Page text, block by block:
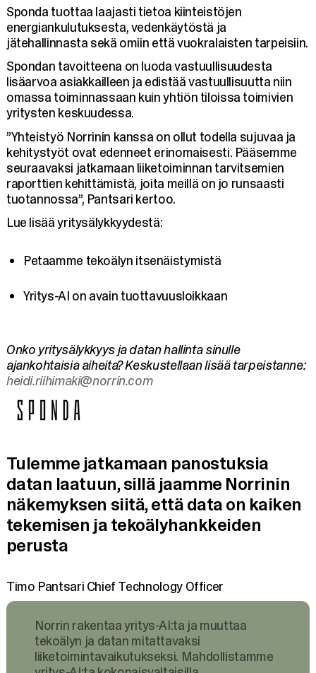
Sponda tuottaa laajasti tietoa kiinteistöjen
energiankulutuksesta, vedenkäytöstä ja
jätehallinnasta sekä omiin että vuokralaisten tarpeisiin.
Spondan tavoitteena on luoda vastuullisuudesta
lisäarvoa asiakkailleen ja edistää vastuullisuutta niin
omassa toiminnassaan kuin yhtiön tiloissa toimivien
yritysten keskuudessa.
”Yhteistyö Norrinin kanssa on ollut todella sujuvaa ja
kehitystyöt ovat edenneet erinomaisesti. Pääsemme
seuraavaksi jatkamaan liiketoiminnan tarvitsemien
raporttien kehittämistä, joita meillä on jo runsaasti
tuotannossa”, Pantsari kertoo.
Lue lisää yritysälykkyydestä:
Petaamme tekoälyn itsenäistymistä
Yritys-AI on avain tuottavuusloikkaan
Onko yritysälykkyys ja datan hallinta sinulle
ajankohtaisia aiheita? Keskustellaan lisää tarpeistanne:
heidi.riihimaki@norrin.com
Tulemme jatkamaan panostuksia
datan laatuun, sillä jaamme Norrinin
näkemyksen siitä, että data on kaiken
tekemisen ja tekoälyhankkeiden
perusta
Timo Pantsari Chief Technology Officer
Norrin rakentaa yritys-AI:ta ja muuttaa
tekoälyn ja datan mitattavaksi
liiketoimintavaikutukseksi. Mahdollistamme